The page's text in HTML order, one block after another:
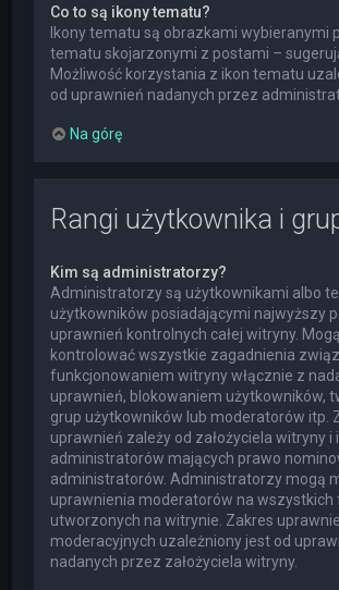
Co to są ikony tematu?
Ikony tematu są obrazkami wybieranymi
tematu skojarzonymi z postami –
Możliwość korzystania z ikon tematu
od uprawnień nadanych przez
Na górę
Rangi użytkownika i
Kim są administratorzy?
Administratorzy są użytkownikami albo
użytkowników posiadającymi najwyższy
uprawnień kontrolnych całej witryny.
kontrolować wszystkie zagadnienia
funkcjonowaniem witryny włącznie z
uprawnień, blokowaniem użytkowników,
grup użytkowników lub moderatorów itp.
uprawnień zależy od założyciela witryny i
administratorów mających prawo
administratorów. Administratorzy mogą
uprawnienia moderatorów na wszystkich
utworzonych na witrynie. Zakres
moderacyjnych uzależniony jest od
nadanych przez założyciela witryny.